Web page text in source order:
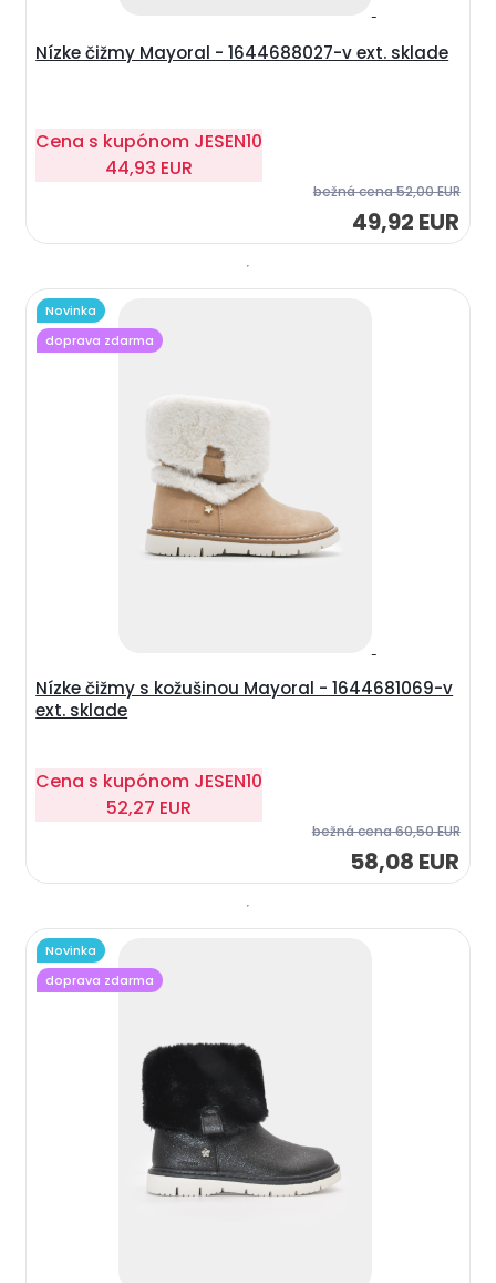
Nízke čižmy Mayoral - 1644688027-v ext. sklade
bežná cena52,00 EUR
49,92 EUR
Cena s kupónom JESEN10
44,93 EUR
Nízke čižmy s kožušinou Mayoral - 1644681069-v
ext. sklade
bežná cena60,50 EUR
58,08 EUR
Cena s kupónom JESEN10
52,27 EUR
Novinka
doprava zdarma
Novinka
doprava zdarma